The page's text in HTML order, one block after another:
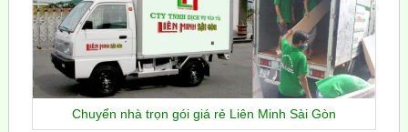
Chuyển nhà trọn gói giá rẻ Liên Minh Sài Gòn